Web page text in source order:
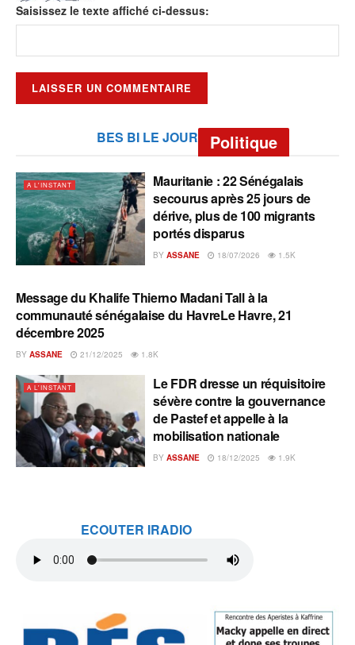
Saisissez le texte affiché ci-dessus:
BES BI LE JOUR Politique
A L'INSTANT
Mauritanie : 22 Sénégalais
secourus après 25 jours de
dérive, plus de 100 migrants
portés disparus
BY ASSANE 18/07/2026 1.5K
A L'INSTANT
Message du Khalife Thierno Madani Tall à la
communauté sénégalaise du HavreLe Havre, 21
décembre 2025
BY ASSANE 21/12/2025 1.8K
A L'INSTANT
Le FDR dresse un réquisitoire
sévère contre la gouvernance
de Pastef et appelle à la
mobilisation nationale
BY ASSANE 18/12/2025 1.9K
ECOUTER IRADIO